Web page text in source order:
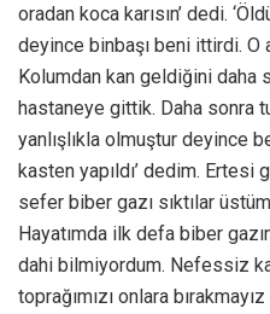
oradan koca karısın’ dedi.
deyince binbaşı beni ittirdi. O
Kolumdan kan geldiğini daha
hastaneye gittik. Daha sonra
yanlışlıkla olmuştur deyince
kasten yapıldı’ dedim.
sefer biber gazı sıktılar
Hayatımda ilk defa biber
dahi bilmiyordum. Nefessiz
toprağımızı onlara